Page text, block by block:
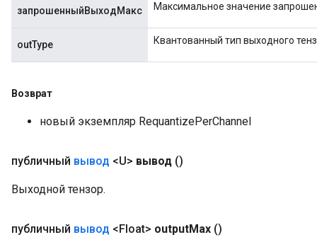
запрошенныйВыходМакс Максимальное значение
outType Квантованный тип выходного
Возврат
новый экземпляр RequantizePerChannel
публичный вывод <U> вывод ()
Выходной тензор.
публичный вывод <Float> outputMax ()